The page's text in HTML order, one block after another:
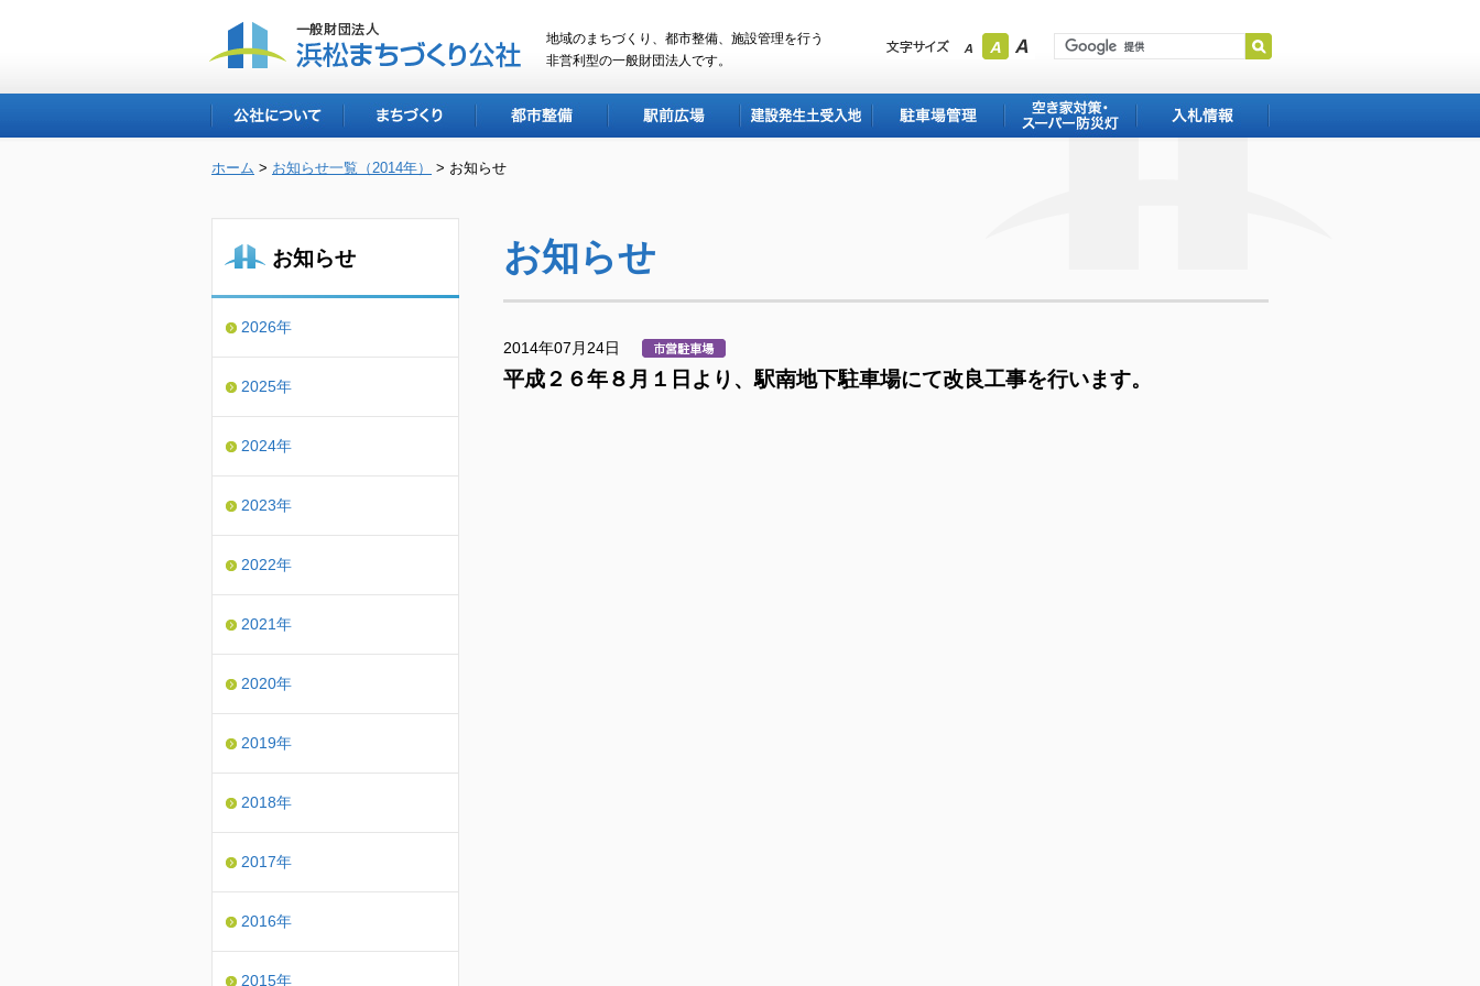
地域のまちづくり、都市整備、施設管理を行う
非営利型の一般財団法人です。
ホーム > お知らせ一覧（2014年） > お知らせ
お知らせ
2014年07月24日
平成２６年８月１日より、駅南地下駐車場にて改良工事を行います。
お知らせ
2026年
2025年
2024年
2023年
2022年
2021年
2020年
2019年
2018年
2017年
2016年
2015年